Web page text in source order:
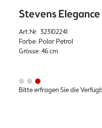
Stevens
Art.Nr. 323102241
Farbe: Polar Petrol
Grösse: 46 cm
Bitte erfragen Sie die